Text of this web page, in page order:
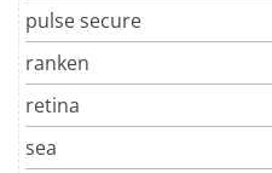
pulse secure
ranken
retina
sea